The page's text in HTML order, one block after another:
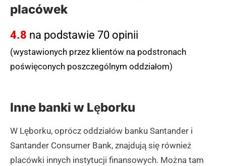
placówek
4.8 na podstawie 70 opinii
(wystawionych przez klientów na podstronach
poświęconych poszczególnym oddziałom)
Inne banki w Lęborku
W Lęborku, oprócz oddziałów banku Santander i
Santander Consumer Bank, znajdują się również
placówki innych instytucji finansowych. Można tam